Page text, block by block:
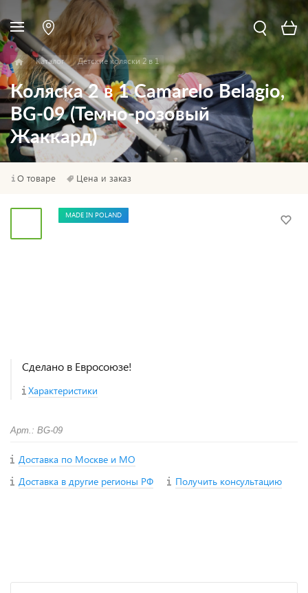
Каталог Детские коляски 2 в 1
Коляска 2 в 1 Camarelo Belagio,
BG-09 (Темно-розовый
Жаккард)
О товаре Цена и заказ
MADE IN POLAND
Сделано в Евросоюзе!
Характеристики
Арт.: BG-09
Доставка по Москве и МО
Доставка в другие регионы РФ
Получить консультацию